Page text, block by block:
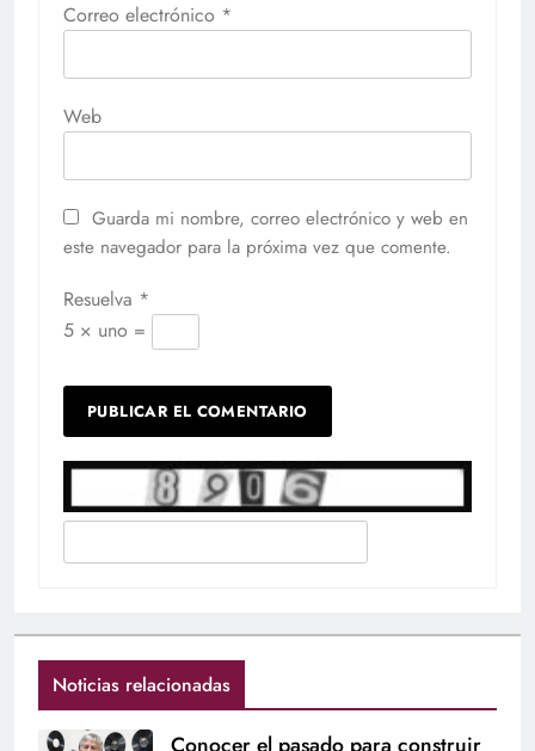
Correo electrónico *
Web
Guarda mi nombre, correo electrónico y web en
este navegador para la próxima vez que comente.
Resuelva *
5 × uno =
Noticias relacionadas